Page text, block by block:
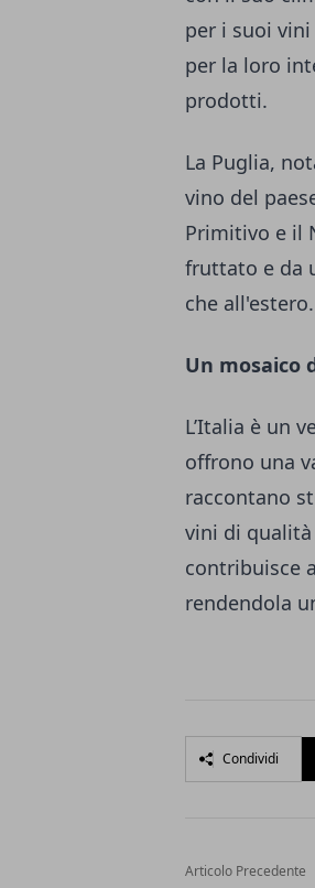
per i suoi
per la loro
prodotti.
La Puglia,
vino del
Primitivo e il
fruttato e da
che all'estero.
Un mosaico
L’Italia è un
offrono una
raccontano
vini di
contribuisce
rendendola
Condividi
Articolo Precedente